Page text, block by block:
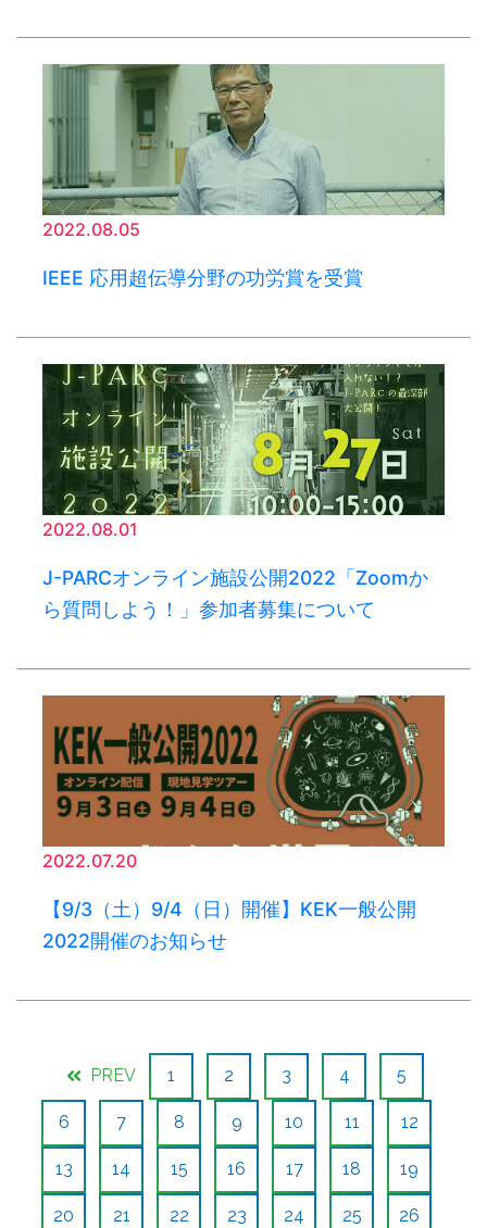
2022.08.05
IEEE 応用超伝導分野の功労賞を受賞
2022.08.01
J-PARCオンライン施設公開2022「Zoomか
ら質問しよう！」参加者募集について
2022.07.20
【9/3（土）9/4（日）開催】KEK一般公開
2022開催のお知らせ
PREV 1 2 3 4 5
6 7 8 9 10 11 12
13 14 15 16 17 18 19
20 21 22 23 24 25 26